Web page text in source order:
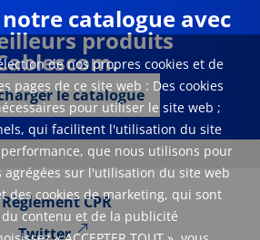
de nos propres cookies et de
pages de ce site web : Des cookies
pour utiliser le site web ;
qui facilitent l'utilisation du site
que nous utilisons pour
agrégées sur l'utilisation du site web
des cookies de marketing, qui sont
contenu et de la publicité
catalogue avec
produits
le catalogue
Règlement CPR
Twitter